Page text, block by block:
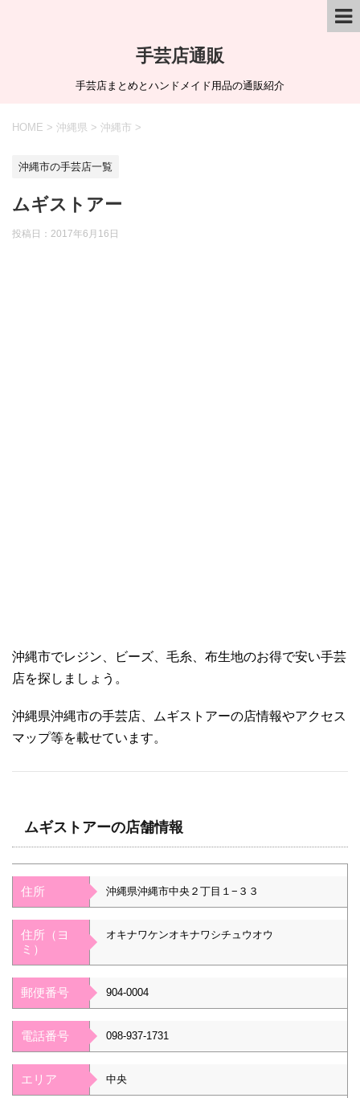
手芸店通販
手芸店まとめとハンドメイド用品の通販紹介
HOME > 沖縄県 > 沖縄市 >
沖縄市の手芸店一覧
ムギストアー
投稿日： 2017年6月16日
沖縄市でレジン、ビーズ、毛糸、布生地のお得で安い手芸
店を探しましょう。
沖縄県沖縄市の手芸店、ムギストアーの店情報やアクセス
マップ等を載せています。
ムギストアーの店舗情報
住所 沖縄県沖縄市中央２丁目１−３３
住所（ヨ
ミ）
オキナワケンオキナワシチュウオウ
郵便番号 904-0004
電話番号 098-937-1731
エリア 中央